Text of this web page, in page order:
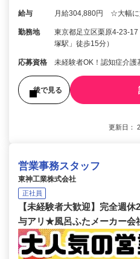
給与 月給304,880円 ☆大幅に
勤務地
東京都足立区栗原4-23-
塚駅」徒歩15分）
応募資格 未経験者OK！認知症介護
後で見る
更新日：
営業事務スタッフ
東神工業株式会社
正社員
【未経験者大歓迎】完全週
与アリ★風呂ふたメーカー会